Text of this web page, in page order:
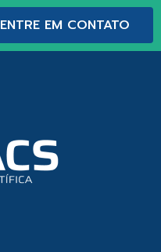
ENTRE EM CONTATO